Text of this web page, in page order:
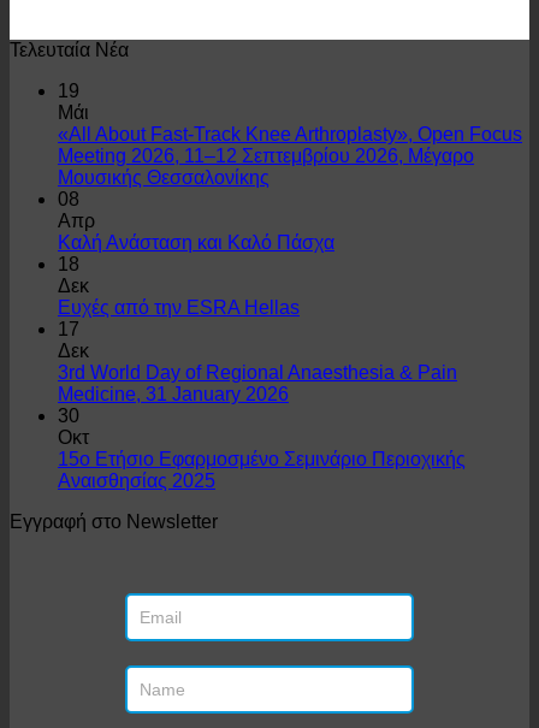
Τελευταία Νέα
19
Μάι
«All About Fast-Track Knee Arthroplasty», Open Focus
Meeting 2026, 11–12 Σεπτεμβρίου 2026, Μέγαρο
Μουσικής Θεσσαλονίκης
08
Απρ
Καλή Ανάσταση και Καλό Πάσχα
18
Δεκ
Ευχές από την ESRA Hellas
17
Δεκ
3rd World Day of Regional Anaesthesia & Pain
Medicine, 31 January 2026
30
Οκτ
15ο Ετήσιο Εφαρμοσμένο Σεμινάριο Περιοχικής
Αναισθησίας 2025
Εγγραφή στο Newsletter